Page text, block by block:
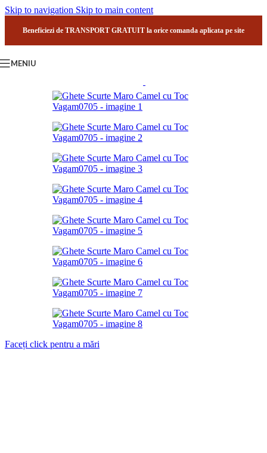
Skip to navigation Skip to main content
Beneficiezi de TRANSPORT GRATUIT la orice comanda aplicata pe site
MENIU
Faceți click pentru a mări